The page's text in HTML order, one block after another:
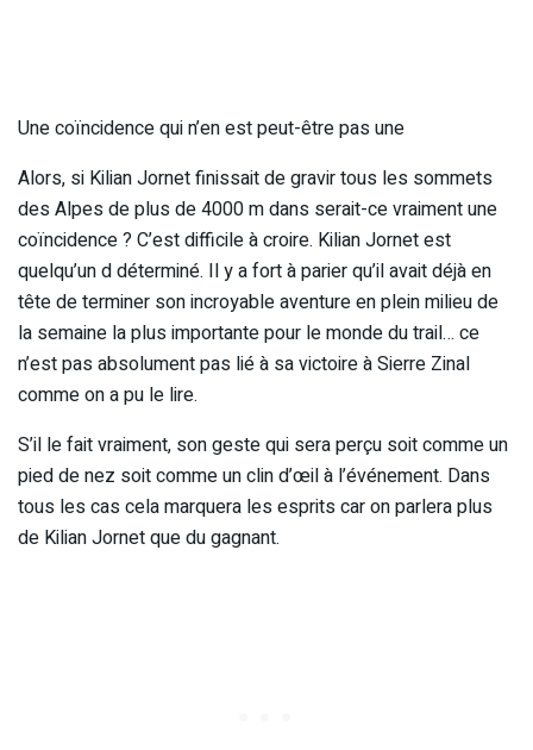
Une coïncidence qui n’en est peut-être pas une
Alors, si Kilian Jornet finissait de gravir tous les sommets
des Alpes de plus de 4000 m dans serait-ce vraiment une
coïncidence ? C’est difficile à croire. Kilian Jornet est
quelqu’un d déterminé. Il y a fort à parier qu’il avait déjà en
tête de terminer son incroyable aventure en plein milieu de
la semaine la plus importante pour le monde du trail… ce
n’est pas absolument pas lié à sa victoire à Sierre Zinal
comme on a pu le lire.
S’il le fait vraiment, son geste qui sera perçu soit comme un
pied de nez soit comme un clin d’œil à l’événement. Dans
tous les cas cela marquera les esprits car on parlera plus
de Kilian Jornet que du gagnant.